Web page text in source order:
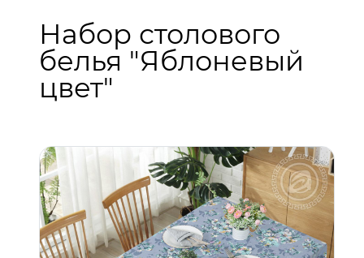
Набор столового
белья "Яблоневый
цвет"